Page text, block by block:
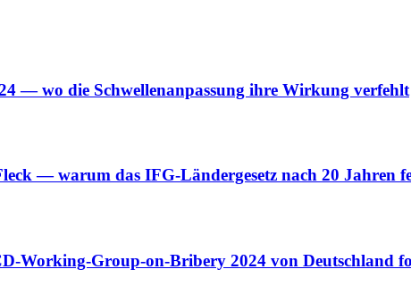
— wo die Schwellen­anpassung ihre Wirkung verfehlt
— warum das IFG-Ländergesetz nach 20 Jahren
Working-Group-on-Bribery 2024 von Deutschland